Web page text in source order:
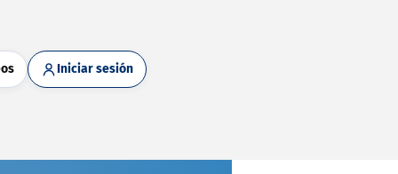
Iniciar sesión